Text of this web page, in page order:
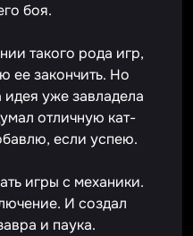
боя.
такого рода игр,
ее закончить. Но
идея уже завладела
отличную кат-
если успею.
игры с механики.
И создал
и паука.